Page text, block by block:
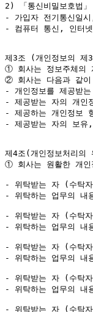
2) 「통신비밀보호법
- 가입자 전기통신일
- 컴퓨터 통신, 인터
①
② 회사는 다음과 같
- 개인정보를 제공받
- 제공받는 자의 개인
- 제공하는 개인정보
- 제공받는 자의 보유
① 회사는 원활한 개
- 위탁받는 자 (수탁
- 위탁하는 업무의 내
- 위탁받는 자 (수탁
- 위탁하는 업무의
- 위탁받는 자 (수탁
- 위탁하는 업무의
- 위탁받는 자 (수탁
- 위탁하는 업무의 내
- 위탁받는 자 (수탁